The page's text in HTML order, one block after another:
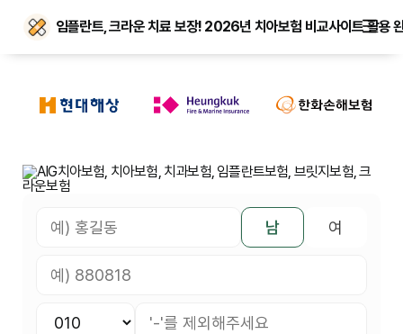
임플란트, 크라운 치료 보장! 2026년 치아보험 비교사이트 활용
남 여